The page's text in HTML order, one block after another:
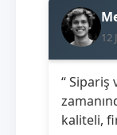
12
“ Sipariş
kaliteli,